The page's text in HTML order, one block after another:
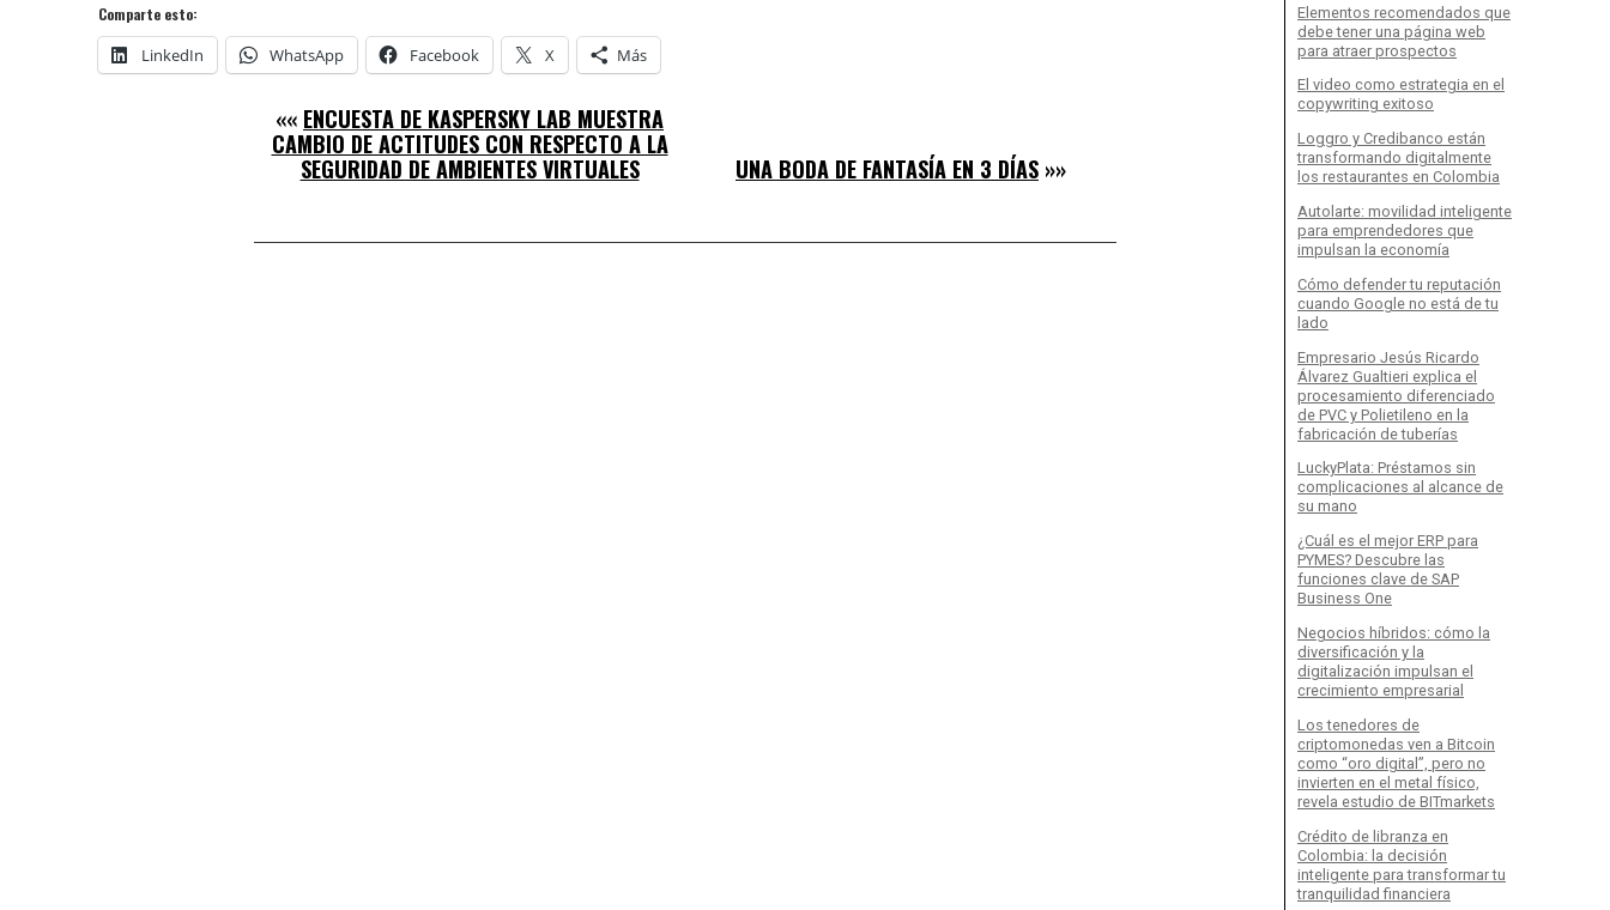
Comparte esto:
LinkedIn WhatsApp Facebook X Más
«« ENCUESTA DE KASPERSKY LAB MUESTRA
CAMBIO DE ACTITUDES CON RESPECTO A LA
SEGURIDAD DE AMBIENTES VIRTUALES
UNA BODA DE FANTASÍA EN 3 DÍAS »»
Elementos recomendados que
debe tener una página web
para atraer prospectos
El video como estrategia en el
copywriting exitoso
Loggro y Credibanco están
transformando digitalmente
los restaurantes en Colombia
Autolarte: movilidad inteligente
para emprendedores que
impulsan la economía
Cómo defender tu reputación
cuando Google no está de tu
lado
Empresario Jesús Ricardo
Álvarez Gualtieri explica el
procesamiento diferenciado
de PVC y Polietileno en la
fabricación de tuberías
LuckyPlata: Préstamos sin
complicaciones al alcance de
su mano
¿Cuál es el mejor ERP para
PYMES? Descubre las
funciones clave de SAP
Business One
Negocios híbridos: cómo la
diversificación y la
digitalización impulsan el
crecimiento empresarial
Los tenedores de
criptomonedas ven a Bitcoin
como “oro digital”, pero no
invierten en el metal físico,
revela estudio de BITmarkets
Crédito de libranza en
Colombia: la decisión
inteligente para transformar tu
tranquilidad financiera